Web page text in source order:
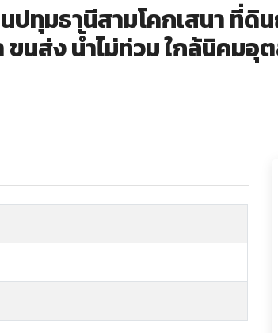
ทุมธานีสามโคกเสนา ที่ดิ
นส่ง น้ำไม่ท่วม ใกล้นิคม